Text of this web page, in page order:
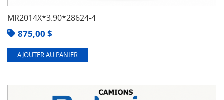
MR2014X*3.90*28624-4
875,00 $
AJOUTER AU PANIER